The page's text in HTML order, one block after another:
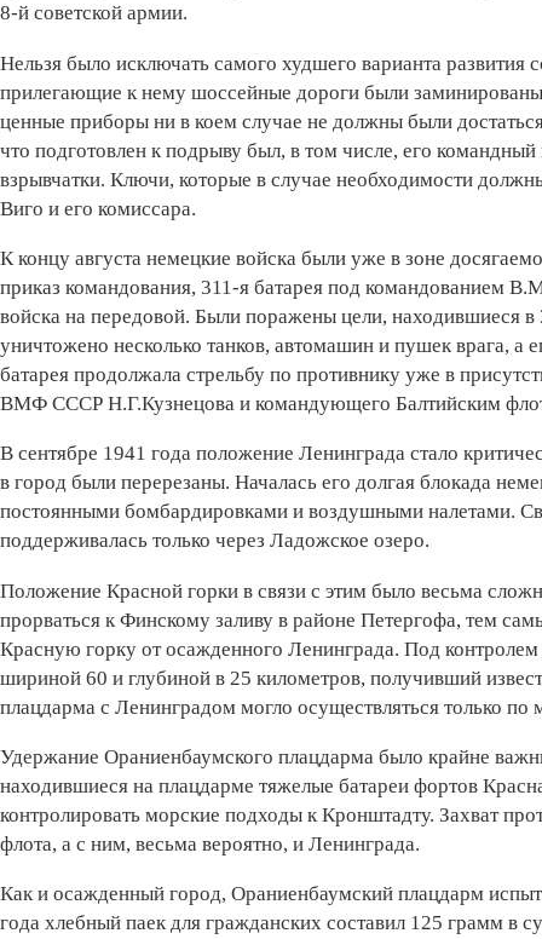
8-й советской армии.
Нельзя было исключать самого худшего варианта развития
прилегающие к нему шоссейные дороги были
ценные приборы ни в коем случае не должны были
что подготовлен к подрыву был, в том числе, его
взрывчатки. Ключи, которые в случае необходимости
Виго и его комиссара.
К концу августа немецкие вой­ска были уже в зоне
приказ командования, 311-я батарея под командованием
войска на передовой. Были поражены цели, находившиеся в
уничтожено несколько танков, автомашин и пушек врага,
батарея продолжала стрельбу по противнику уже в
ВМФ СССР Н.Г.Кузнецова и командующего Балтийским
В сентябре 1941 года положение Ленинграда стало
в город были перерезаны. Началась его долгая блокада
постоянными бомбардировками и воздушными налетами.
поддерживалась только через Ладожское озеро.
Положение Красной горки в связи с этим было весьма
прорваться к Финскому заливу в районе Петергофа, тем
Красную горку от осажденного Ленинграда. Под
шириной 60 и глубиной в 25 километров, получивший
плацдарма с Ленинградом могло осуществляться только по
Удержание Ораниенбаумского плацдарма было крайне
находившиеся на плацдарме тяжелые батареи фортов
контролировать морские подходы к Кронштадту. Захват
флота, а с ним, весьма вероятно, и Ленинграда.
Как и осажденный город, Ораниенбаумский плацдарм
года хлебный паек для гражданских составил 125 грамм